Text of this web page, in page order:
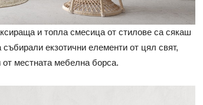
и топла смесица от стилове са сякаш
екзотични елементи от цял свят,
местната мебелна борса.